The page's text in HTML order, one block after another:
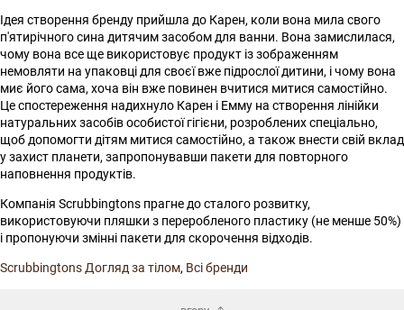
Ідея створення бренду прийшла до Карен, коли вона мила свого
п'ятирічного сина дитячим засобом для ванни. Вона замислилася,
чому вона все ще використовує продукт із зображенням
немовляти на упаковці для своєї вже підрослої дитини, і чому вона
миє його сама, хоча він вже повинен вчитися митися самостійно.
Це спостереження надихнуло Карен і Емму на створення лінійки
натуральних засобів особистої гігієни, розроблених спеціально,
щоб допомогти дітям митися самостійно, а також внести свій вклад
у захист планети, запропонувавши пакети для повторного
наповнення продуктів.
Компанія Scrubbingtons прагне до сталого розвитку,
використовуючи пляшки з переробленого пластику (не менше 50%)
і пропонуючи змінні пакети для скорочення відходів.
Scrubbingtons Догляд за тілом, Всі бренди